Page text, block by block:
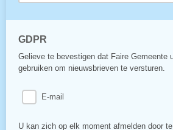
GDPR
Gelieve te bevestigen dat Faire Gemeente
gebruiken om nieuwsbrieven te versturen.
E-mail
U kan zich op elk moment afmelden door